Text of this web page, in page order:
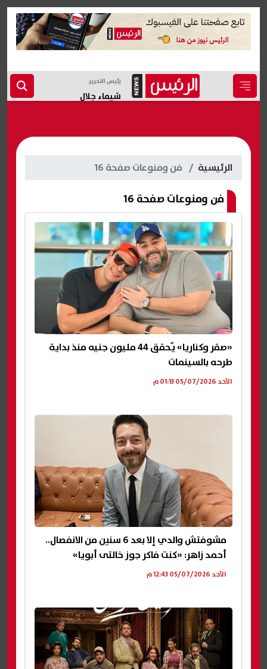
رئيس التحرير
شيماء جلال
الرئيسية فن ومنوعات صفحة 16
فن ومنوعات صفحة 16
«صقر وكناريا» يٌحقق 44 مليون جنيه منذ بداية
طرحه بالسينمات
الأحد 05/07/2026 01:13 م
مشوفتش والدي إلا بعد 6 سنين من الانفصال..
أحمد زاهر: «كنت فاكر جوز خالتى أبويا»
الأحد 05/07/2026 12:43 م